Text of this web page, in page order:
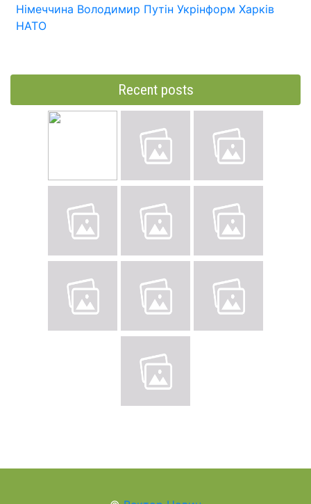
Німеччина Володимир Путін Укрінформ Харків
НАТО
Recent posts